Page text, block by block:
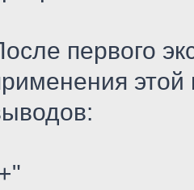
первого
этой